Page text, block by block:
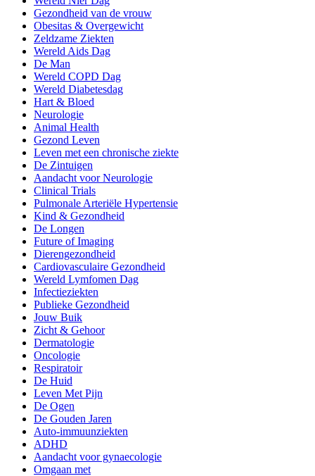
Gezondheid van de vrouw
Obesitas & Overgewicht
Zeldzame Ziekten
Wereld Aids Dag
De Man
Wereld COPD Dag
Wereld Diabetesdag
Hart & Bloed
Neurologie
Animal Health
Gezond Leven
Leven met een chronische ziekte
De Zintuigen
Aandacht voor Neurologie
Clinical Trials
Pulmonale Arteriële Hypertensie
Kind & Gezondheid
De Longen
Future of Imaging
Dierengezondheid
Cardiovasculaire Gezondheid
Wereld Lymfomen Dag
Infectieziekten
Publieke Gezondheid
Jouw Buik
Zicht & Gehoor
Dermatologie
Oncologie
Respiratoir
De Huid
Leven Met Pijn
De Ogen
De Gouden Jaren
Auto-immuunziekten
ADHD
Aandacht voor gynaecologie
Omgaan met